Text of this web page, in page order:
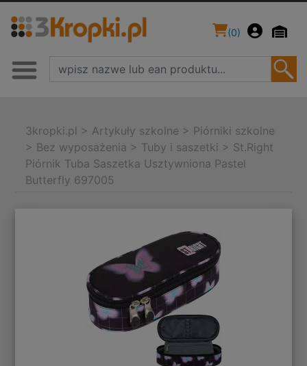
(0)
3kropki.pl > Artykuły szkolne > Piórniki szkolne
> Bez wyposażenia > Tuby i saszetki > St.Right
Piórnik Tuba Saszetka Usztywniona Pastel
Butterfly 697005